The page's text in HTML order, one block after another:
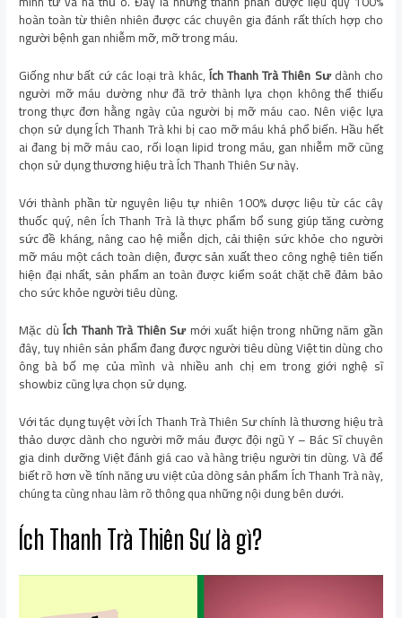
hoàn toàn từ thiên nhiên được các chuyên gia đánh rất thích hợp cho
người bệnh gan nhiễm mỡ, mỡ trong máu.
Giống như bất cứ các loại trà khác,Ích Thanh Trà Thiên Sưdành cho
người mỡ máu dường như đã trở thành lựa chọn không thể thiếu
trong thực đơn hằng ngày của người bị mỡ máu cao. Nên việc lựa
chọn sử dụng Ích Thanh Trà khi bị cao mỡ máu khá phổ biến. Hầu hết
ai đang bị mỡ máu cao, rối loạn lipid trong máu, gan nhiễm mỡ cũng
chọn sử dụng thương hiệu trà Ích Thanh Thiên Sư này.
Với thành phần từ nguyên liệu tự nhiên 100% dược liệu từ các cây
thuốc quý, nên Ích Thanh Trà là thực phẩm bổ sung giúp tăng cường
sức đề kháng, nâng cao hệ miễn dịch, cải thiện sức khỏe cho người
mỡ máu một cách toàn diện, được sản xuất theo công nghệ tiên tiến
hiện đại nhất, sản phẩm an toàn được kiểm soát chặt chẽ đảm bảo
cho sức khỏe người tiêu dùng.
Mặc dùÍch Thanh Trà Thiên Sưmới xuất hiện trong những năm gần
đây, tuy nhiên sản phẩm đang được người tiêu dùng Việt tin dùng cho
ông bà bố mẹ của mình và nhiều anh chị em trong giới nghệ sĩ
showbiz cũng lựa chọn sử dụng.
Với tác dụng tuyệt vời Ích Thanh Trà Thiên Sư chính là thương hiệu trà
thảo dược dành cho người mỡ máu được đội ngũ Y – Bác Sĩ chuyên
gia dinh dưỡng Việt đánh giá cao và hàng triệu người tin dùng. Và để
biết rõ hơn về tính năng ưu việt của dòng sản phẩm Ích Thanh Trà này,
chúng ta cùng nhau làm rõ thông qua những nội dung bên dưới.
Ích Thanh Trà Thiên Sư là gì?